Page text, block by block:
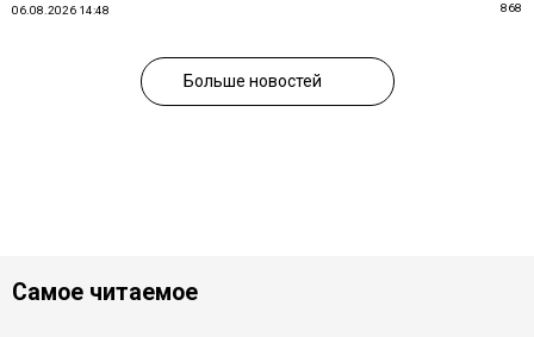
06.08.2026 14:48 868
Больше новостей
Самое читаемое